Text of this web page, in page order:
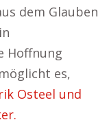
dem Glauben
Hoffnung
es,
Osteel und